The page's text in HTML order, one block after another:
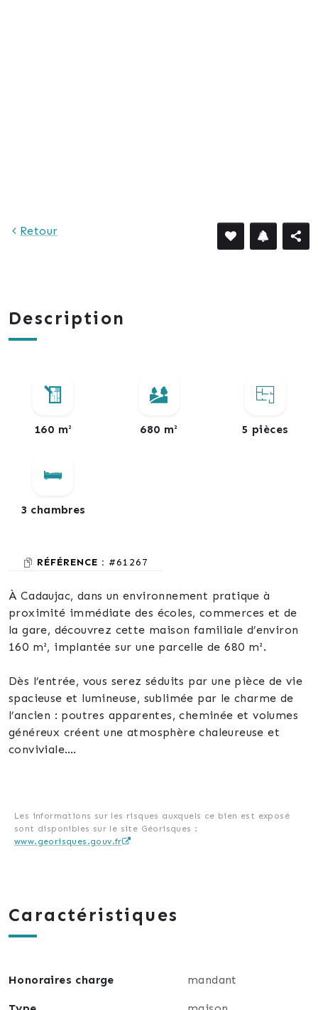
Retour
Description
160 m² 680 m² 5 pièces
3 chambres
RÉFÉRENCE : #61267
À Cadaujac, dans un environnement pratique à
proximité immédiate des écoles, commerces et de
la gare, découvrez cette maison familiale d’environ
160 m², implantée sur une parcelle de 680 m².
Dès l’entrée, vous serez séduits par une pièce de vie
spacieuse et lumineuse, sublimée par le charme de
l’ancien : poutres apparentes, cheminée et volumes
généreux créent une atmosphère chaleureuse et
conviviale.
parfaitement à cet espace de vie pensé pour le
quotidien comme pour les moments de partage.
2 salles d’eau modernisées
2 WC pour plus de praticité
Un studio de 20 m², entièrement indépendant, avec
salle d’eau et WC, complète ce bien.
Les informations sur les risques auxquels ce bien est exposé
sont disponibles sur le site Géorisques :
www.georisques.gouv.fr
Caractéristiques
Honoraires charge mandant